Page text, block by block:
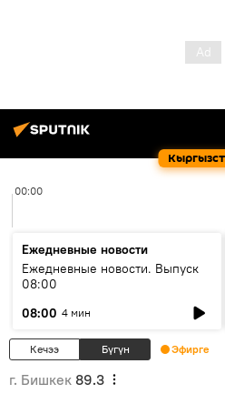
00:00
Ежедневные новости
Ежедневные новости. Выпуск
08:00
08:00 4 мин
Кечээ Бүгүн Эфирге
г. Бишкек 89.3